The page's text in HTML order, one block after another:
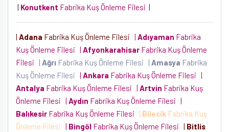
| Konutkent Fabrika Kuş Önleme Filesi |
| Adana Fabrika Kuş Önleme Filesi | Adıyaman Fabrika
Kuş Önleme Filesi | Afyonkarahisar Fabrika Kuş Önleme
Filesi
| Ağrı Fabrika Kuş Önleme Filesi | Amasya Fabrika
Kuş Önleme Filesi | Ankara Fabrika Kuş Önleme Filesi |
Antalya Fabrika Kuş Önleme Filesi | Artvin Fabrika Kuş
Önleme Filesi | Aydın Fabrika Kuş Önleme Filesi |
Balıkesir Fabrika Kuş Önleme Filesi | Bilecik Fabrika Kuş
Önleme Filesi | Bingöl Fabrika Kuş Önleme Filesi | Bitlis